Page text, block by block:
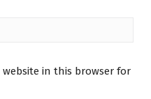
website in this browser for